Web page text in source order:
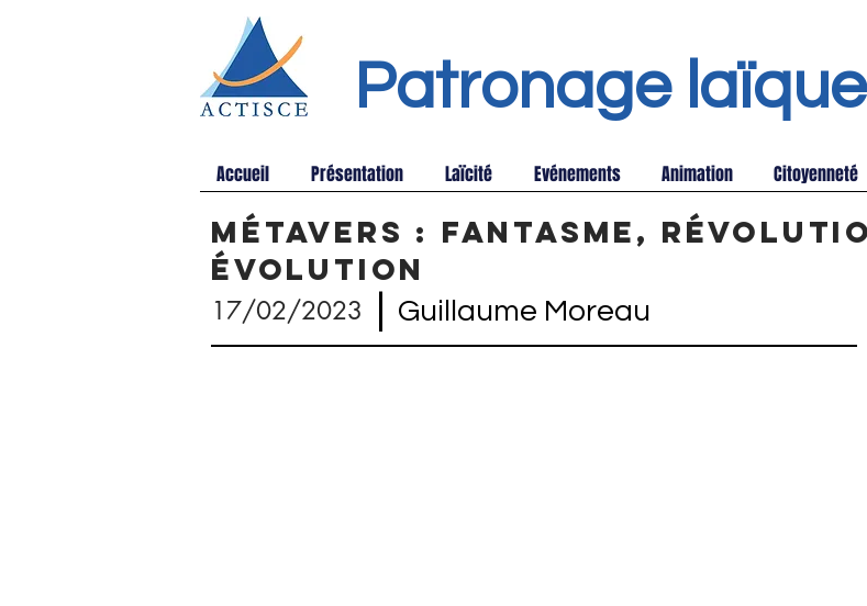
Patronage laïque
Accueil Présentation Laïcité Evénements Animation Citoyenneté
Métavers : fantasme,
évolution
17/02/2023 Guillaume Moreau